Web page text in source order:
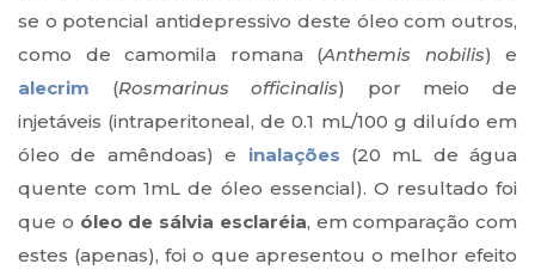
se o potencial antidepressivo deste óleo com outros,
como de camomila romana (Anthemis nobilis) e
alecrim (Rosmarinus officinalis) por meio de
injetáveis (intraperitoneal, de 0.1 mL/100 g diluído em
óleo de amêndoas) e inalações (20 mL de água
quente com 1mL de óleo essencial). O resultado foi
que o óleo de sálvia esclaréia, em comparação com
estes (apenas), foi o que apresentou o melhor efeito